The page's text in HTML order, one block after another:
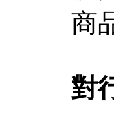
商
對